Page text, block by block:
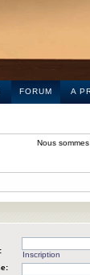
FORUM A
Nous
Inscription